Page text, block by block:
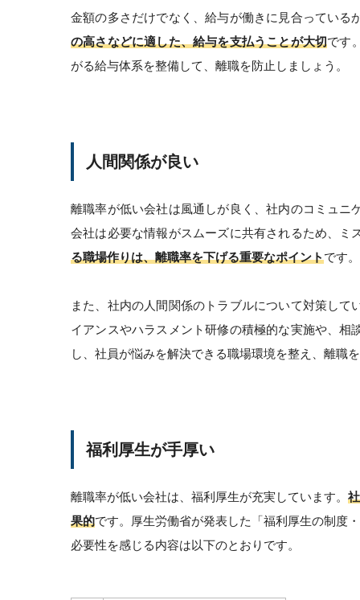
金額の多さだけでなく、給与が働きに見合っている
の高さなどに適した、給与を支払うことが大切です
がる給与体系を整備して、離職を防止しましょう。
人間関係が良い
離職率が低い会社は風通しが良く、社内のコミュ
会社は必要な情報がスムーズに共有されるため、ミ
る職場作りは、離職率を下げる重要なポイントです。
また、社内の人間関係のトラブルについて対策し
イアンスやハラスメント研修の積極的な実施や、
し、社員が悩みを解決できる職場環境を整え、離職
福利厚生が手厚い
離職率が低い会社は、福利厚生が充実しています。
果的です。厚生労働省が発表した「福利厚生の制度
必要性を感じる内容は以下のとおりです。